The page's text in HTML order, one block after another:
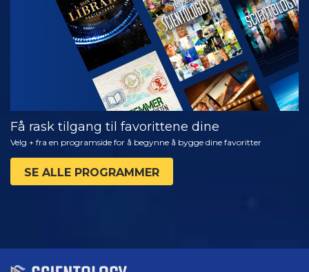
SERIEN
Få rask tilgang til favorittene dine
Velg + fra en programside for å begynne å bygge dine favoritter
SE ALLE PROGRAMMER